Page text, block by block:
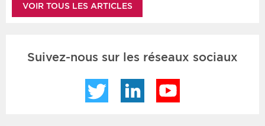
VOIR TOUS LES ARTICLES
Suivez-nous sur les réseaux sociaux
Twitter LinkedIn